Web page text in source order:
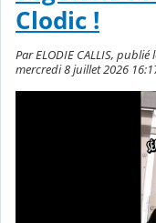
Clodic !
Par ELODIE CALLIS,
mercredi 8 juillet 2026